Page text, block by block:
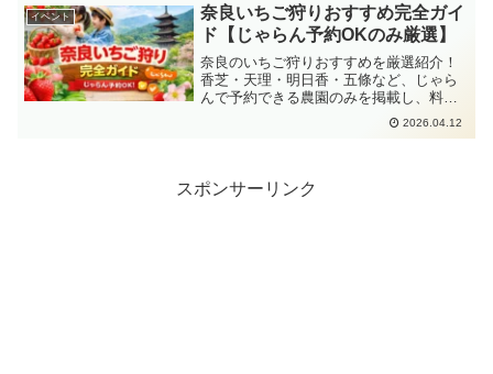
イベント
奈良いちご狩りおすすめ完全ガイ
ド【じゃらん予約OKのみ厳選】
奈良のいちご狩りおすすめを厳選紹介！
香芝・天理・明日香・五條など、じゃら
んで予約できる農園のみを掲載し、料
金・営業時間・アクセスを徹底比較。穴
場でゆったり楽しめるスポットから人気
2026.04.12
スポンサーリンク